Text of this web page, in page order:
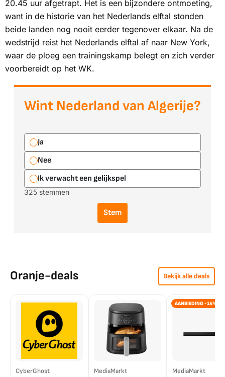
20.45 uur afgetrapt. Het is een bijzondere ontmoeting,
want in de historie van het Nederlands elftal stonden
beide landen nog nooit eerder tegenover elkaar. Na de
wedstrijd reist het Nederlands elftal af naar New York,
waar de ploeg een trainingskamp belegt en zich verder
voorbereidt op het WK.
Wint Nederland van Algerije?
Ja
Nee
Ik verwacht een gelijkspel
325 stemmen
Stem
Oranje-deals Bekijk alle deals
CyberGhost MediaMarkt
AANBIEDING -14%
MediaMarkt